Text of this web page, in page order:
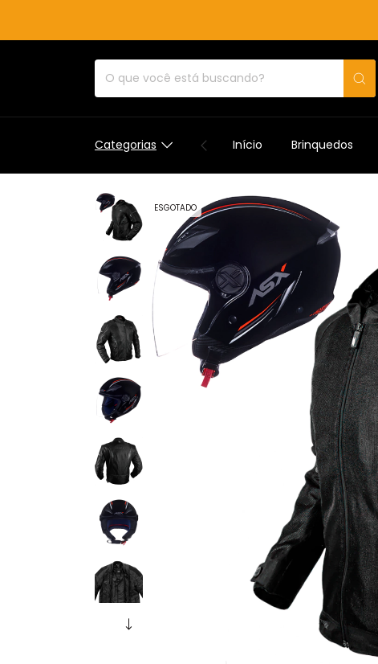
Categorias Início Brinquedos
ESGOTADO